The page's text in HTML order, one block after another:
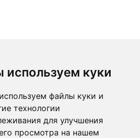
куки
файлы куки и
технологии
для улучшения
просмотра на нашем
не несет
конечную стоимость и
соглашение